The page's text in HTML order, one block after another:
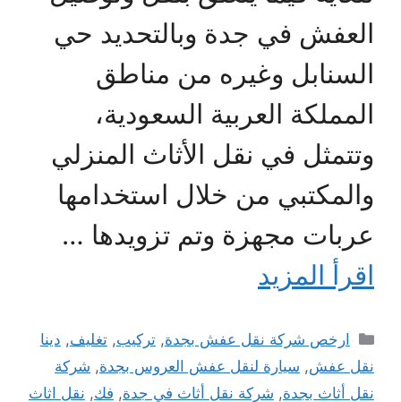
العفش في جدة وبالتحديد حي
السنابل وغيره من مناطق
المملكة العربية السعودية،
وتتمثل في نقل الأثاث المنزلي
والمكتبي من خلال استخدامها
عربات مجهزة وتم تزويدها …
اقرأ المزيد
التصنيفات
ارخص شركة نقل عفش بجدة,تركيب,تغليف, دينا
نقل عفش, سيارة لنقل عفش العروس بجدة, شركة
نقل أثاث بجدة, شركة نقل أثاث في جدة, فك, نقل اثاث